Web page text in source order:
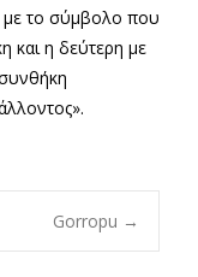
το σύμβολο που
και η δεύτερη με
Gorropu →